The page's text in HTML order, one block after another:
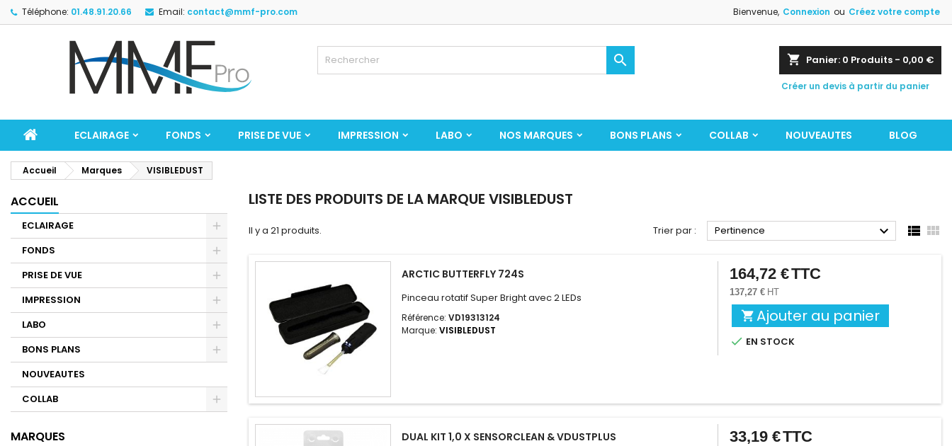
Téléphone: 01.48.91.20.66 Email: contact@mmf-pro.com Bienvenue, Connexion ou Créez votre compte
shopping_cart Panier: 0 Produits - 0,00 €
Créer un devis à partir du panier

ECLAIRAGE FONDS PRISE DE VUE IMPRESSION LABO NOS MARQUES BONS PLANS COLLAB NOUVEAUTES BLOG
Accueil Marques VISIBLEDUST
ACCUEIL
ECLAIRAGE
FONDS
PRISE DE VUE
IMPRESSION
LABO
BONS PLANS
NOUVEAUTES
COLLAB
MARQUES
LISTE DES PRODUITS DE LA MARQUE VISIBLEDUST
Il y a 21 produits. Trier par : Pertinence   
ARCTIC BUTTERFLY 724S
Pinceau rotatif Super Bright avec 2 LEDs
Référence: VD19313124
Marque: VISIBLEDUST
Prix
164,72 €TTC
137,27 € HT
 Ajouter au panier
 EN STOCK
DUAL KIT 1,0 X SENSORCLEAN & VDUSTPLUS Prix
33,19 €TTC